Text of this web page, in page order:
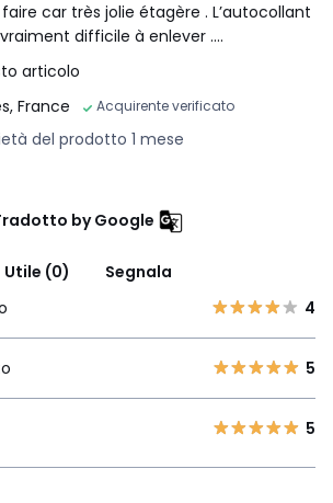
car très jolie étagère . L’autocollant
difficile à enlever ....
articolo
France Acquirente verificato
del prodotto 1 mese
by Google
Utile (0)
Segnala
4
5
5